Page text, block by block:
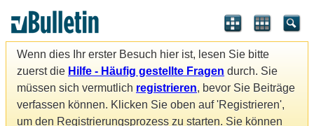
Wenn dies Ihr erster Besuch hier ist, lesen Sie bitte
zuerst die Hilfe - Häufig gestellte Fragen durch. Sie
müssen sich vermutlich registrieren, bevor Sie Beiträge
verfassen können. Klicken Sie oben auf 'Registrieren',
um den Registrierungsprozess zu starten. Sie können